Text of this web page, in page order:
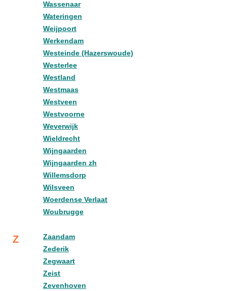
Wassenaar
Wateringen
Weijpoort
Werkendam
Westeinde (Hazerswoude)
Westerlee
Westland
Westmaas
Westveen
Westvoorne
Weverwijk
Wieldrecht
Wijngaarden
Wijngaarden zh
Willemsdorp
Wilsveen
Woerdense Verlaat
Woubrugge
Z
Zaandam
Zederik
Zegwaart
Zeist
Zevenhoven